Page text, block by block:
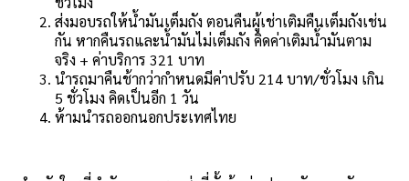
ส่งมอบรถให้น้ำมันเต็มถัง ตอนคืนผู้เช่าเติมคืนเต็มถังเช่น
กัน หากคืนรถและน้ำมันไม่เต็มถัง คิดค่าเติมน้ำมันตาม
จริง + ค่าบริการ 321 บาท
นำรถมาคืนช้ากว่ากำหนดมีค่าปรับ 214 บาท/ชั่วโมง เกิน
5 ชั่วโมง คิดเป็นอีก 1 วัน
ห้ามนำรถออกนอกประเทศไทย